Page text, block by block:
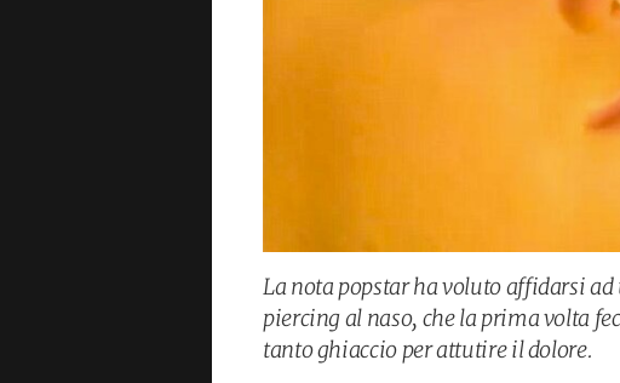
La nota popstar ha voluto affidarsi
piercing al naso, che la prima volta
tanto ghiaccio per attutire il dolore.